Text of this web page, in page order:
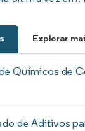
Explorar
Químicos de
de Aditivos